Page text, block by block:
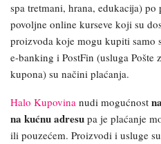
spa tretmani, hrana, edukacija)
povoljne online kurseve koji su
proizvoda koje mogu kupiti samo
e-banking i PostFin (usluga
kupona) su načini plaćanja.
Halo Kupovina nudi mogućnost
na kućnu adresu pa je plaćanje
ili pouzećem. Proizvodi i usluge